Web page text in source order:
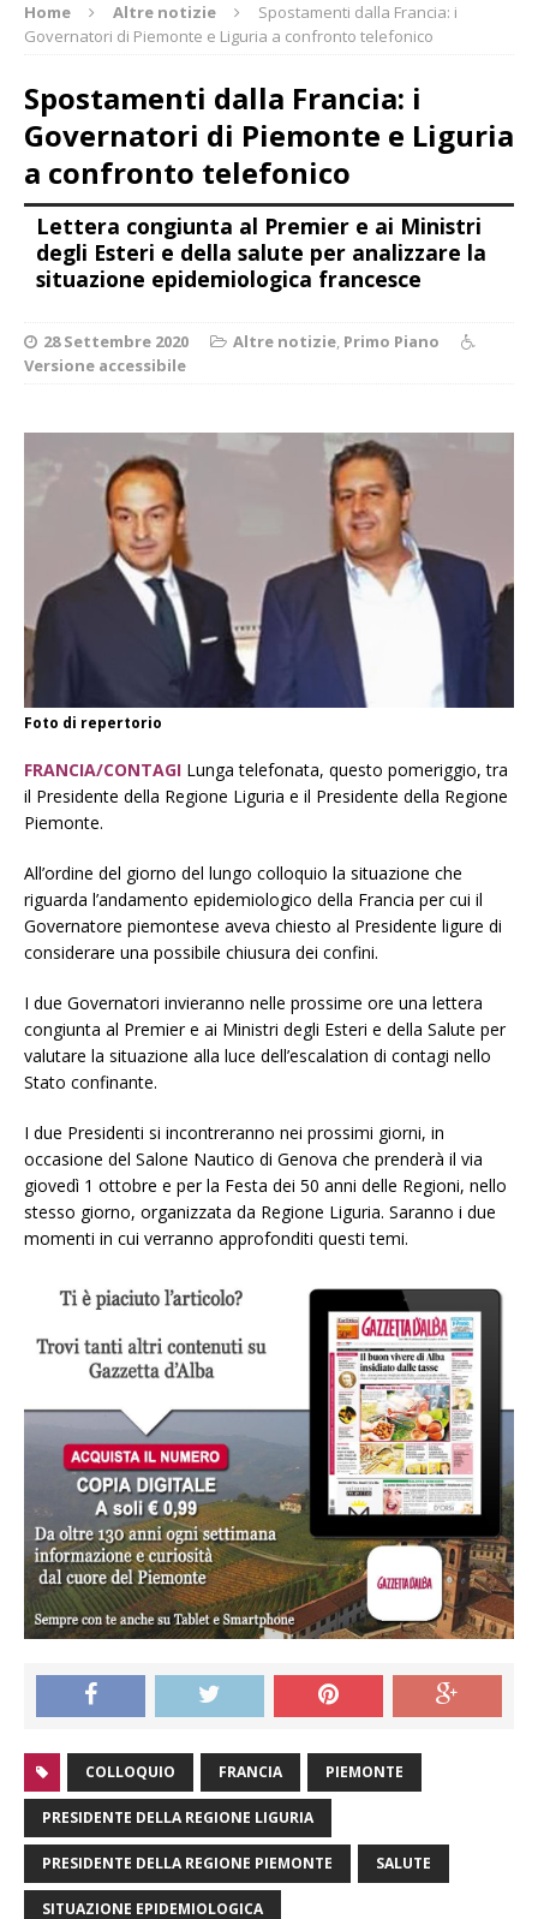
Home Altre notizie
Spostamenti dalla Francia: i
Governatori di Piemonte e Liguria a confronto telefonico
Spostamenti dalla Francia: i
Governatori di Piemonte e Liguria
a confronto telefonico
Lettera congiunta al Premier e ai Ministri
degli Esteri e della salute per analizzare la
situazione epidemiologica francesce
28 Settembre 2020 Altre notizie, Primo Piano
Versione accessibile
Foto di repertorio
FRANCIA/CONTAGI Lunga telefonata, questo pomeriggio, tra
il Presidente della Regione Liguria e il Presidente della Regione
Piemonte.
All’ordine del giorno del lungo colloquio la situazione che
riguarda l’andamento epidemiologico della Francia per cui il
Governatore piemontese aveva chiesto al Presidente ligure di
considerare una possibile chiusura dei confini.
I due Governatori invieranno nelle prossime ore una lettera
congiunta al Premier e ai Ministri degli Esteri e della Salute per
valutare la situazione alla luce dell’escalation di contagi nello
Stato confinante.
I due Presidenti si incontreranno nei prossimi giorni, in
occasione del Salone Nautico di Genova che prenderà il via
giovedì 1 ottobre e per la Festa dei 50 anni delle Regioni, nello
stesso giorno, organizzata da Regione Liguria. Saranno i due
momenti in cui verranno approfonditi questi temi.
COLLOQUIO FRANCIA PIEMONTE
PRESIDENTE DELLA REGIONE LIGURIA
PRESIDENTE DELLA REGIONE PIEMONTE SALUTE
SITUAZIONE EPIDEMIOLOGICA